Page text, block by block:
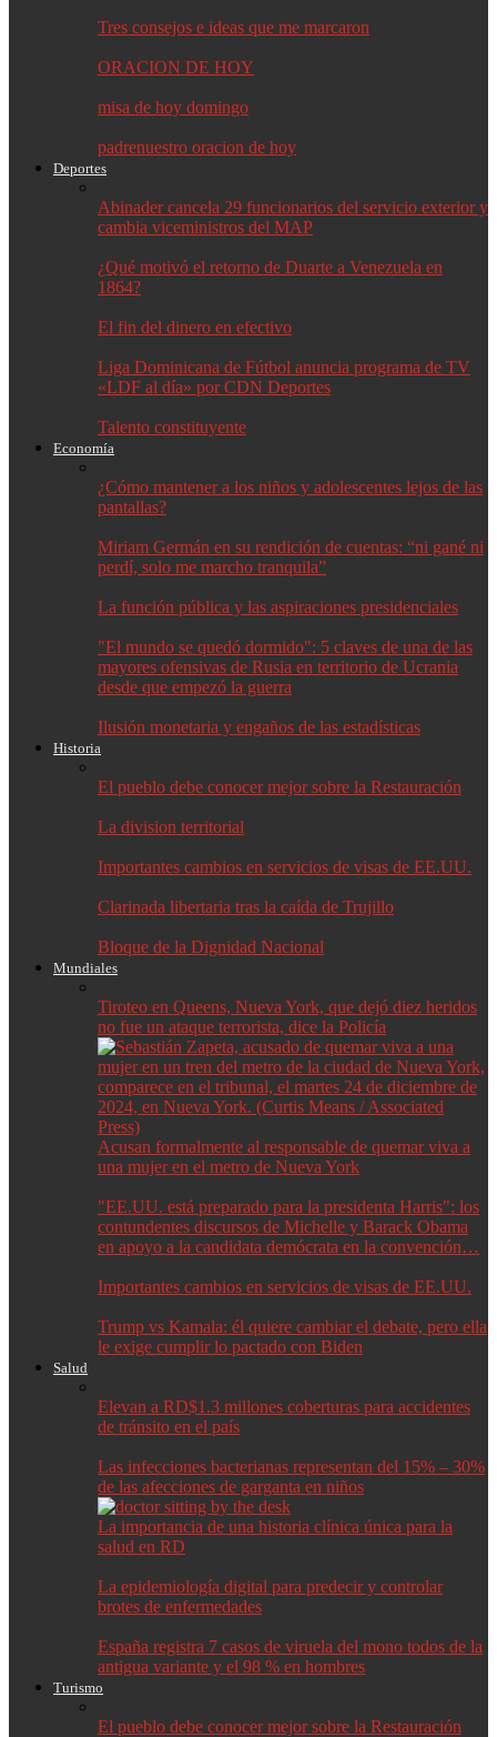
Tres consejos e ideas que me marcaron
ORACION DE HOY
misa de hoy domingo
padrenuestro oracion de hoy
Deportes
Abinader cancela 29 funcionarios del servicio exterior y
cambia viceministros del MAP
¿Qué motivó el retorno de Duarte a Venezuela en
1864?
El fin del dinero en efectivo
Liga Dominicana de Fútbol anuncia programa de TV
«LDF al día» por CDN Deportes
Talento constituyente
Economía
¿Cómo mantener a los niños y adolescentes lejos de las
pantallas?
Miriam Germán en su rendición de cuentas: “ni gané ni
perdí, solo me marcho tranquila”
La función pública y las aspiraciones presidenciales
"El mundo se quedó dormido": 5 claves de una de las
mayores ofensivas de Rusia en territorio de Ucrania
desde que empezó la guerra
Ilusión monetaria y engaños de las estadísticas
Historia
El pueblo debe conocer mejor sobre la Restauración
La division territorial
Importantes cambios en servicios de visas de EE.UU.
Clarinada libertaria tras la caída de Trujillo
Bloque de la Dignidad Nacional
Mundiales
Tiroteo en Queens, Nueva York, que dejó diez heridos
no fue un ataque terrorista, dice la Policía
Acusan formalmente al responsable de quemar viva a
una mujer en el metro de Nueva York
"EE.UU. está preparado para la presidenta Harris": los
contundentes discursos de Michelle y Barack Obama
en apoyo a la candidata demócrata en la convención…
Importantes cambios en servicios de visas de EE.UU.
Trump vs Kamala: él quiere cambiar el debate, pero ella
le exige cumplir lo pactado con Biden
Salud
Elevan a RD$1.3 millones coberturas para accidentes
de tránsito en el país
Las infecciones bacterianas representan del 15% – 30%
de las afecciones de garganta en niños
La importancia de una historia clínica única para la
salud en RD
La epidemiología digital para predecir y controlar
brotes de enfermedades
España registra 7 casos de viruela del mono todos de la
antigua variante y el 98 % en hombres
Turismo
El pueblo debe conocer mejor sobre la Restauración